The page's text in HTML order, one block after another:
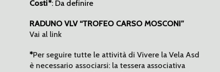
Costi*: Da definire
RADUNO VLV “TROFEO CARSO MOSCONI”
Vai al link
*Per seguire tutte le attività di Vivere la Vela Asd
è necessario associarsi: la tessera associativa